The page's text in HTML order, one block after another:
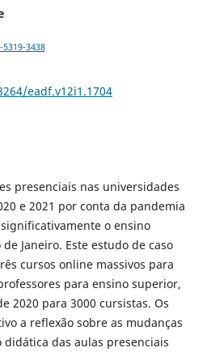
3438
eadf.v12i1.1704
presenciais nas universidades
e 2021 por conta da pandemia
o ensino
Janeiro. Este estudo de caso
cursos online massivos para
para ensino superior,
2020 para 3000 cursistas. Os
a reflexão sobre as mudanças
das aulas presenciais